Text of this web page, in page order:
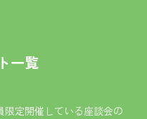
一覧
限定開催している座談会の